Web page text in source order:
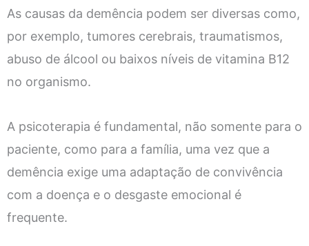
As causas da demência podem ser diversas como,
por exemplo, tumores cerebrais, traumatismos,
abuso de álcool ou baixos níveis de vitamina B12
no organismo.
A psicoterapia é fundamental, não somente para o
paciente, como para a família, uma vez que a
demência exige uma adaptação de convivência
com a doença e o desgaste emocional é
frequente.